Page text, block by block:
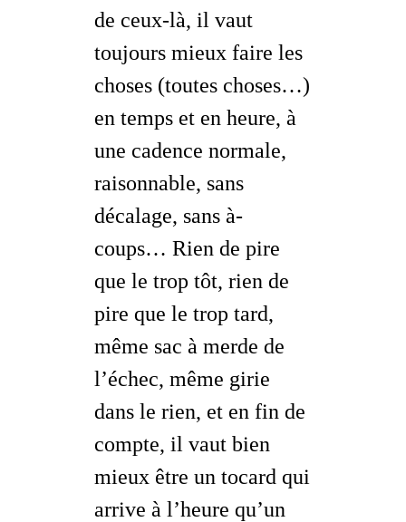
de ceux-là, il vaut
toujours mieux faire les
choses (toutes choses…)
en temps et en heure, à
une cadence normale,
raisonnable, sans
décalage, sans à-
coups… Rien de pire
que le trop tôt, rien de
pire que le trop tard,
même sac à merde de
l’échec, même girie
dans le rien, et en fin de
compte, il vaut bien
mieux être un tocard qui
arrive à l’heure qu’un